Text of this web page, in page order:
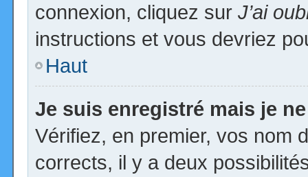
connexion, cliquez sur J’ai
instructions et vous devriez
Haut
Je suis enregistré mais je
Vérifiez, en premier, vos nom
corrects, il y a deux